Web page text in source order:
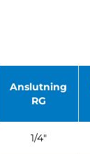
Anslutning
RG
1/4"